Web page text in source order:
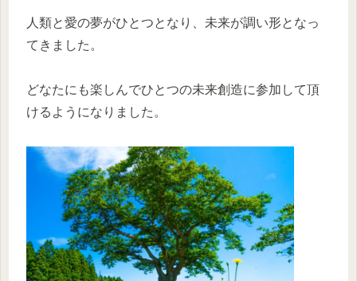
人類と愛の夢がひとつとなり、未来が調い形となっ
てきました。
どなたにも楽しんでひとつの未来創造に参加して頂
けるようになりました。